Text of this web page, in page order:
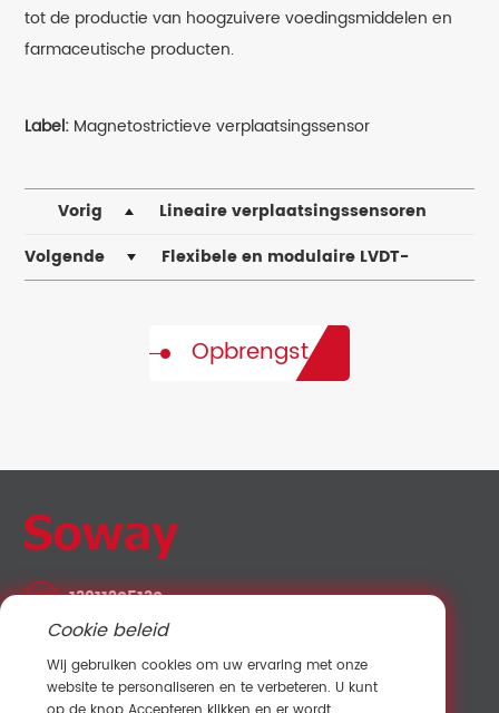
tot de productie van hoogzuivere voedingsmiddelen en
farmaceutische producten.
Label: Magnetostrictieve verplaatsingssensor
Vorig
Lineaire verplaatsingssensoren
Volgende
Flexibele en modulaire LVDT-
Opbrengst
13911205130
fanny@sowaysensing.com
No.28 Xinfeng Road Potoubei Ailian Longgang
Shenzhen China 518000
Cookie beleid
Wij gebruiken cookies om uw ervaring met onze
website te personaliseren en te verbeteren. U kunt